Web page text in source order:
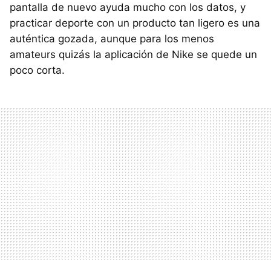
pantalla de nuevo ayuda mucho con los datos, y
practicar deporte con un producto tan ligero es una
auténtica gozada, aunque para los menos
amateurs quizás la aplicación de Nike se quede un
poco corta.